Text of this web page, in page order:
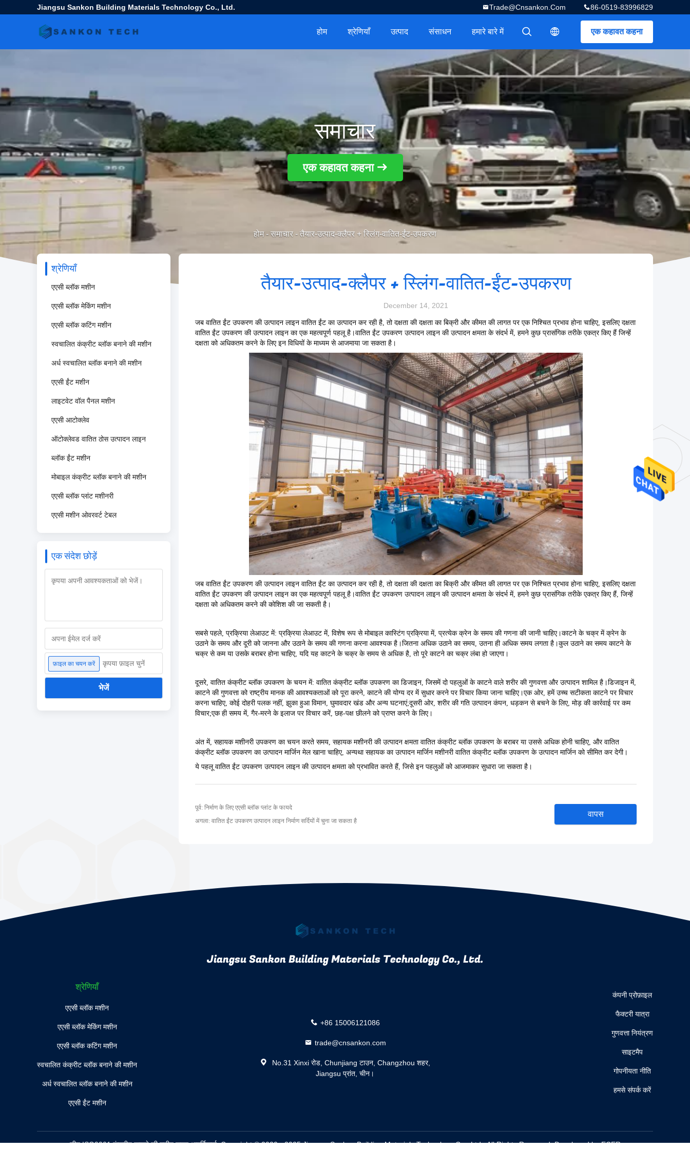
Jiangsu Sankon Building Materials Technology Co., Ltd. 86-0519-83996829
Trade@cnsankon.com
एक कहावत कहना
描述
描述
होम श्रेणियाँ उत्पाद संसाधन हमारे बारे में
समाचार
एक कहावत कहना
होम- समाचार - तैयार-उत्पाद-क्लैपर + स्लिंग-वातित-ईंट-उपकरण
श्रेणियाँ
एएसी ब्लॉक मशीन
एएसी ब्लॉक मेकिंग मशीन
एएसी ब्लॉक कटिंग मशीन
स्वचालित कंक्रीट ब्लॉक बनाने की मशीन
अर्ध स्वचालित ब्लॉक बनाने की मशीन
एएसी ईंट मशीन
लाइटवेट वॉल पैनल मशीन
एएसी आटोक्लेव
ऑटोक्लेवड वातित ठोस उत्पादन लाइन
ब्लॉक ईंट मशीन
मोबाइल कंक्रीट ब्लॉक बनाने की मशीन
एएसी ब्लॉक प्लांट मशीनरी
एएसी मशीन ओवरवर्ट टेबल
एक संदेश छोड़ें
फ़ाइल का चयन करें कृपया फ़ाइल चुनें
भेजें
तैयार-उत्पाद-क्लैपर + स्लिंग-वातित-ईंट-उपकरण
December 14, 2021
जब वातित ईंट उपकरण की उत्पादन लाइन वातित ईंट का उत्पादन कर रही है, तो दक्षता की दक्षता का बिक्री और कीमत की लागत पर एक निश्चित प्रभाव होना चाहिए, इसलिए दक्षता
वातित ईंट उपकरण की उत्पादन लाइन का एक महत्वपूर्ण पहलू है।वातित ईंट उपकरण उत्पादन लाइन की उत्पादन क्षमता के संदर्भ में, हमने कुछ प्रासंगिक तरीके एकत्र किए हैं जिन्हें
दक्षता को अधिकतम करने के लिए इन विधियों के माध्यम से आजमाया जा सकता है।
जब वातित ईंट उपकरण की उत्पादन लाइन वातित ईंट का उत्पादन कर रही है, तो दक्षता की दक्षता का बिक्री और कीमत की लागत पर एक निश्चित प्रभाव होना चाहिए, इसलिए दक्षता
वातित ईंट उपकरण की उत्पादन लाइन का एक महत्वपूर्ण पहलू है।वातित ईंट उपकरण उत्पादन लाइन की उत्पादन क्षमता के संदर्भ में, हमने कुछ प्रासंगिक तरीके एकत्र किए हैं, जिन्हें
दक्षता को अधिकतम करने की कोशिश की जा सकती है।
सबसे पहले, प्रक्रिया लेआउट में: प्रक्रिया लेआउट में, विशेष रूप से मोबाइल कास्टिंग प्रक्रिया में, प्रत्येक क्रेन के समय की गणना की जानी चाहिए।काटने के चक्र में क्रेन के
उठाने के समय और दूरी को जानना और उठाने के समय की गणना करना आवश्यक है।जितना अधिक उठाने का समय, उतना ही अधिक समय लगता है।कुल उठाने का समय काटने के
चक्र से कम या उसके बराबर होना चाहिए, यदि यह काटने के चक्र के समय से अधिक है, तो पूरे काटने का चक्र लंबा हो जाएगा।
दूसरे, वातित कंक्रीट ब्लॉक उपकरण के चयन में: वातित कंक्रीट ब्लॉक उपकरण का डिजाइन, जिसमें दो पहलुओं के काटने वाले शरीर की गुणवत्ता और उत्पादन शामिल है।डिजाइन में,
काटने की गुणवत्ता को राष्ट्रीय मानक की आवश्यकताओं को पूरा करने, काटने की योग्य दर में सुधार करने पर विचार किया जाना चाहिए।एक ओर, हमें उच्च सटीकता काटने पर विचार
करना चाहिए, कोई दोहरी पलक नहीं, झुका हुआ विमान, घुमावदार खंड और अन्य घटनाएं;दूसरी ओर, शरीर की गति उत्पादन कंपन, धड़कन से बचने के लिए, मोड़ की कार्रवाई पर कम
विचार;एक ही समय में, गैर-मरने के इलाज पर विचार करें, छह-पक्ष छीलने को प्राप्त करने के लिए।
अंत में, सहायक मशीनरी उपकरण का चयन करते समय, सहायक मशीनरी की उत्पादन क्षमता वातित कंक्रीट ब्लॉक उपकरण के बराबर या उससे अधिक होनी चाहिए, और वातित
कंक्रीट ब्लॉक उपकरण का उत्पादन मार्जिन मेल खाना चाहिए, अन्यथा सहायक का उत्पादन मार्जिन मशीनरी वातित कंक्रीट ब्लॉक उपकरण के उत्पादन मार्जिन को सीमित कर देगी।
ये पहलू वातित ईंट उपकरण उत्पादन लाइन की उत्पादन क्षमता को प्रभावित करते हैं, जिसे इन पहलुओं को आजमाकर सुधारा जा सकता है।
पूर्व: निर्माण के लिए एएसी ब्लॉक प्लांट के फायदे
अगला: वातित ईंट उपकरण उत्पादन लाइन निर्माण सर्दियों में चुना जा सकता है
वापस
Jiangsu Sankon Building Materials Technology Co., Ltd.
श्रेणियाँ
एएसी ब्लॉक मशीन
एएसी ब्लॉक मेकिंग मशीन
एएसी ब्लॉक कटिंग मशीन
स्वचालित कंक्रीट ब्लॉक बनाने की मशीन
अर्ध स्वचालित ब्लॉक बनाने की मशीन
एएसी ईंट मशीन
+86 15006121086
trade@cnsankon.com
No.31 Xinxi रोड, Chunjiang टाउन, Changzhou शहर,
Jiangsu प्रांत, चीन।
कंपनी प्रोफ़ाइल
फैक्टरी यात्रा
गुणवत्ता नियंत्रण
साइटमैप
गोपनीयता नीति
हमसे संपर्क करें
चीन ISO9001 कंक्रीट काटने की मशीन लहराआपूर्तिकर्ता. Copyright © 2020 - 2025 Jiangsu Sankon Building Materials Technology Co., Ltd.. All Rights Reserved. Developed byECER